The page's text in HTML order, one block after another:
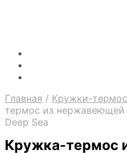
Главная / Кружки-
термос из нержавеющей
Deep Sea
Кружка-термос